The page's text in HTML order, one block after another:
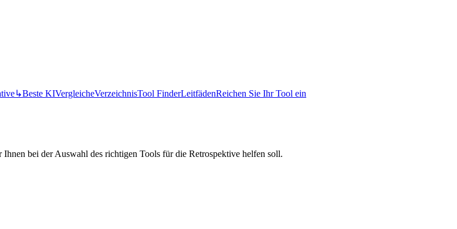
↳Beste KIVergleicheVerzeichnisTool FinderLeitfädenReichen Sie Ihr Tool ein
bei der Auswahl des richtigen Tools für die Retrospektive helfen soll.